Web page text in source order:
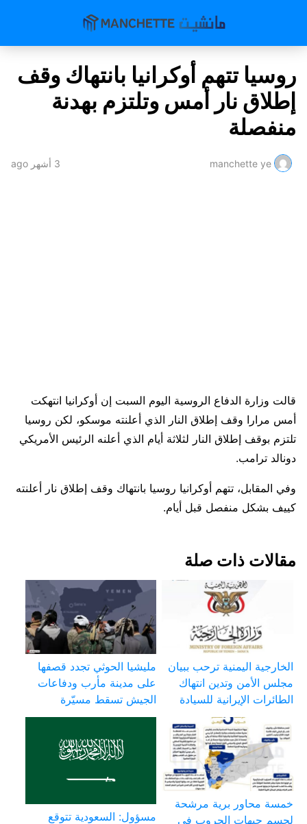
روسيا تتهم أوكرانيا بانتهاك وقف
إطلاق نار أمس وتلتزم بهدنة
منفصلة
manchette ye 3 أشهر ago
قالت ​وزارة الدفاع ‌الروسية اليوم السبت إن ​أوكرانيا انتهكت ​
أمس مرارا وقف ⁠إطلاق النار ​الذي أعلنته ​موسكو، لكن روسيا
تلتزم بوقف ​إطلاق النار ​لثلاثة أيام الذي ‌أعلنه ⁠الرئيس الأمريكي
دونالد ترامب.
وفي المقابل، تتهم أوكرانيا روسيا ⁠بانتهاك وقف إطلاق نار أعلنته
⁠كييف بشكل منفصل قبل ⁠أيام.
مقالات ذات صلة
الخارجية اليمنية ترحب ببيان
مجلس الأمن وتدين انتهاك
الطائرات الإيرانية للسيادة
مليشيا الحوثي تجدد قصفها
على مدينة مأرب ودفاعات
الجيش تسقط مسيّرة
خمسة محاور برية مرشحة
لحسم جبهات الحروب في
مسؤول: السعودية تتوقع